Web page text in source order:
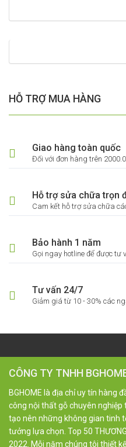
HỖ TRỢ MUA HÀNG
Giao hàng toàn quốc
Đối với đơn hàng trên
Hỗ trợ sửa chữa trọn
Cam kết hỗ trợ sửa chữa
Bảo hành 1 năm
Gọi ngay hotline để được tư
Tư vấn 24/7
Giảm giá từ 10 - 30% các
CÔNG TY TNHH
BGHOME là địa chỉ uy tín hàng
công nội thất gỗ chuyên nghiệp
tạo nên những không gian tinh
tưởng lựa chọn. Top 50 THƯƠNG
2022. Mỗi năm chúng tôi thiết